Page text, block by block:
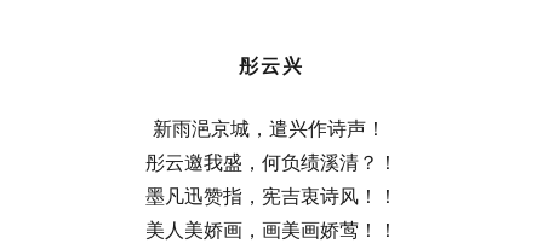
彤云兴
新雨浥京城，遣兴作诗声！
彤云邀我盛，何负绩溪清？！
墨凡迅赞指，宪吉衷诗风！！
美人美娇画，画美画娇莺！！